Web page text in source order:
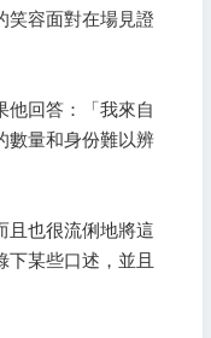
笑容面對在場見證
他回答：「我來自
數量和身份難以辨
且也很流俐地將這
某些口述，並且